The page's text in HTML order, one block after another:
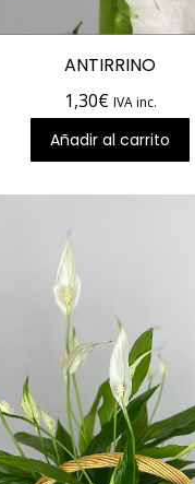
ANTIRRINO
1,30€ IVA inc.
Añadir al carrito